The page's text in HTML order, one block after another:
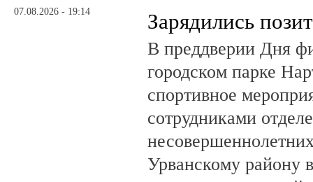
07.08.2026 - 19:14 Зарядились
В преддверии Дня
городском парке
спортивное
сотрудниками
Урванскому району